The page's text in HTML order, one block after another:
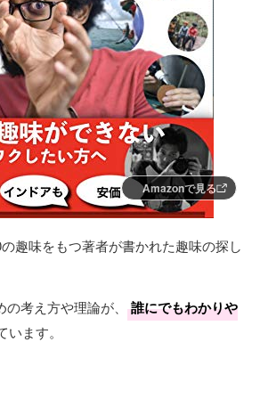
Amazonで見る
趣味をもつ著者が書かれた趣味の探し
考え方や理論が、
誰にでもわかりや
います。